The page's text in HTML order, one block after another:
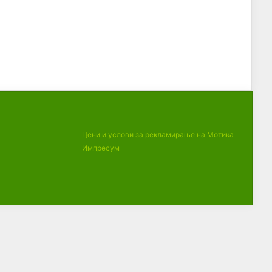
Цени и услови за рекламирање на Мотика
Импресум